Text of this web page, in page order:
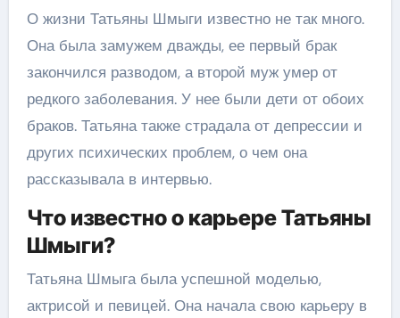
О жизни Татьяны Шмыги известно не так много.
Она была замужем дважды, ее первый брак
закончился разводом, а второй муж умер от
редкого заболевания. У нее были дети от обоих
браков. Татьяна также страдала от депрессии и
других психических проблем, о чем она
рассказывала в интервью.
Что известно о карьере Татьяны
Шмыги?
Татьяна Шмыга была успешной моделью,
актрисой и певицей. Она начала свою карьеру в